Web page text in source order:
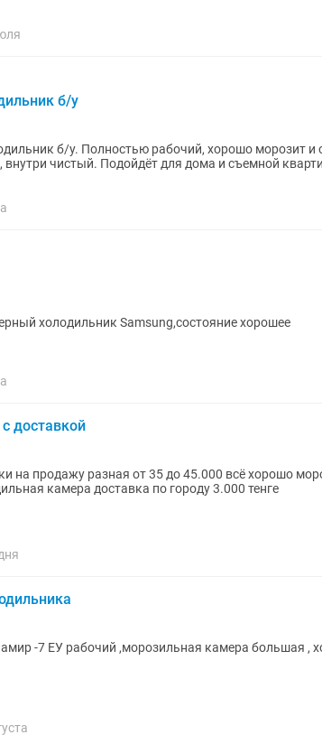
б/у
б/у. Полностью рабочий, хорошо морозит и
внутри чистый. Подойдёт для дома и съемной
холодильник Samsung,состояние хорошее
доставкой
на продажу разная от 35 до 45.000 всё хорошо
камера доставка по городу 3.000 тенге
-7 ЕУ рабочий ,морозильная камера большая ,